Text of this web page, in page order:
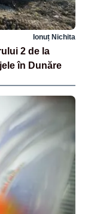
Ionuț Nichita
2 de la
în Dunăre